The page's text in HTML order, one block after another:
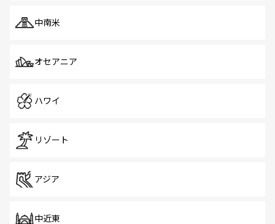
中南米
オセアニア
ハワイ
リゾート
アジア
中近東